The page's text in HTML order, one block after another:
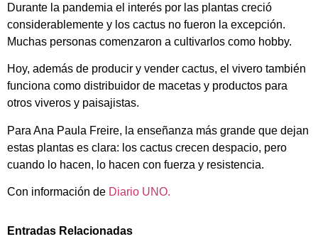
Durante la pandemia el interés por las plantas creció
considerablemente y los cactus no fueron la excepción.
Muchas personas comenzaron a cultivarlos como hobby.
Hoy, además de producir y vender cactus, el vivero también
funciona como distribuidor de macetas y productos para
otros viveros y paisajistas.
Para Ana Paula Freire, la enseñanza más grande que dejan
estas plantas es clara: los cactus crecen despacio, pero
cuando lo hacen, lo hacen con fuerza y resistencia.
Con información de Diario UNO.
Entradas Relacionadas